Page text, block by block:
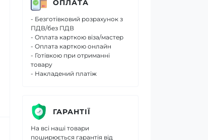
ОПЛАТА
- Безготівковий розрахунок з
ПДВ/без ПДВ
- Оплата карткою віза/мастер
- Оплата карткою онлайн
- Готівкою при отриманні
товару
- Накладений платіж
ГАРАНТІЇ
На всі наші товари
поширюється гарантія від